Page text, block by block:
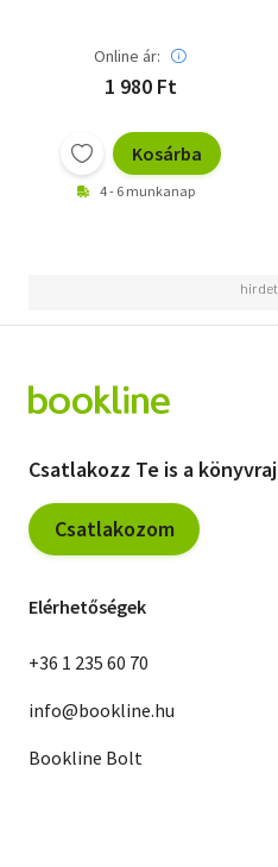
Online ár:
1 980 Ft
Kosárba
4 - 6 munkanap
Csatlakozz Te is a
Csatlakozom
Elérhetőségek
+36 1 235 60 70
info@bookline.hu
Bookline Bolt